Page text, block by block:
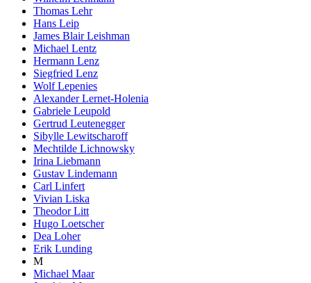
Thomas Lehr
Hans Leip
James Blair Leishman
Michael Lentz
Hermann Lenz
Siegfried Lenz
Wolf Lepenies
Alexander Lernet-Holenia
Gabriele Leupold
Gertrud Leutenegger
Sibylle Lewitscharoff
Mechtilde Lichnowsky
Irina Liebmann
Gustav Lindemann
Carl Linfert
Vivian Liska
Theodor Litt
Hugo Loetscher
Dea Loher
Erik Lunding
M
Michael Maar